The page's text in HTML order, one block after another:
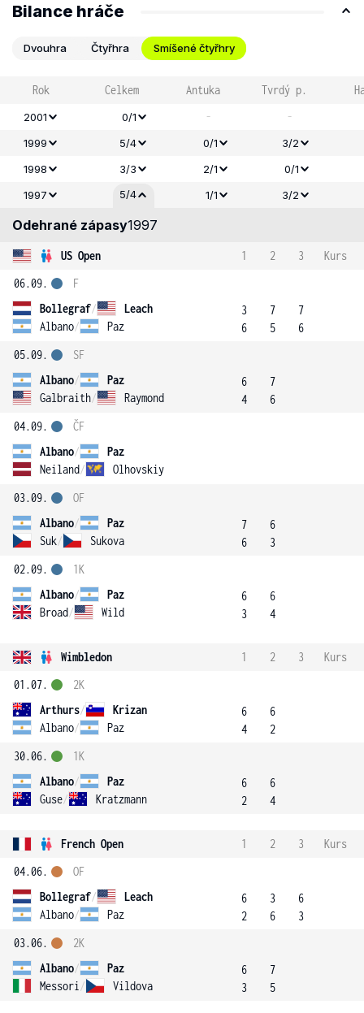
Bilance hráče
Dvouhra Čtyřhra Smíšené čtyřhry
Rok Celkem Antuka Tvrdý p.
2001 0/1 - -
1999 5/4 0/1
3/2
1998
3/3 2/1
0/1
1997
5/4 1/1 3/2
Odehrané zápasy1997
US Open 1 2 3
Kurs
06.09.
Bollegraf/
Leach
Albano/ Paz
F
3
6
7
5
7
6
05.09.
Albano/
Paz
Galbraith/ Raymond
SF
6
4
7
6
04.09.
Albano/
Paz
Neiland/ Olhovskiy
ČF
03.09.
Albano/
Paz
Suk/ Sukova
OF
7
6
6
3
02.09.
Albano/
Paz
Broad/ Wild
1K
6
3
6
4
Wimbledon 1 2 3
Kurs
01.07.
Arthurs/
Krizan
Albano/ Paz
2K
6
4
6
2
30.06.
Albano/
Paz
Guse/ Kratzmann
1K
6
2
6
4
French Open 1 2 3
Kurs
04.06.
Bollegraf/
Leach
Albano/ Paz
OF
6
2
3
6
6
3
03.06.
Albano/
Paz
Messori / Vildova
2K
6
3
7
5